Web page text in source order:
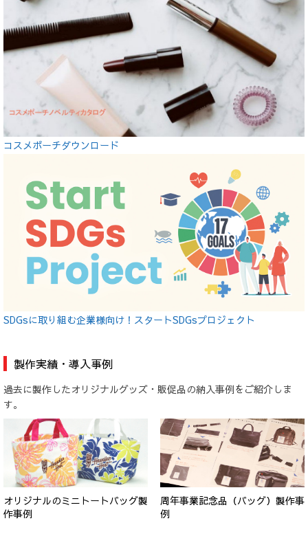
コスメポーチダウンロード
SDGsに取り組む企業様向け！スタートSDGsプロジェクト
製作実績・導入事例
過去に製作したオリジナルグッズ・販促品の納入事例をご紹介しま
す。
オリジナルのミニトートバッグ製
作事例
周年事業記念品（バッグ）製作事
例